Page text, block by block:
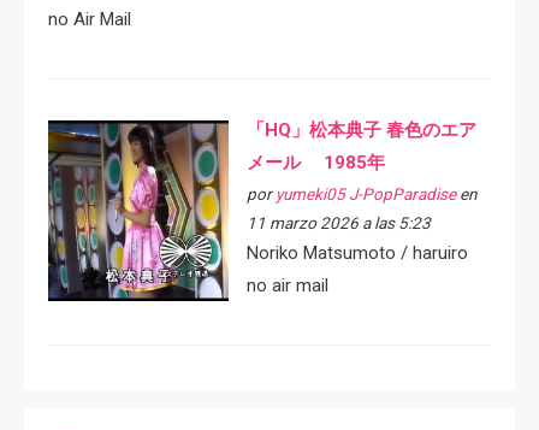
no Air Mail
「HQ」松本典子 春色のエア
メール 1985年
por yumeki05 J-PopParadiseen
11 marzo 2026 a las 5:23
Noriko Matsumoto / haruiro
no air mail